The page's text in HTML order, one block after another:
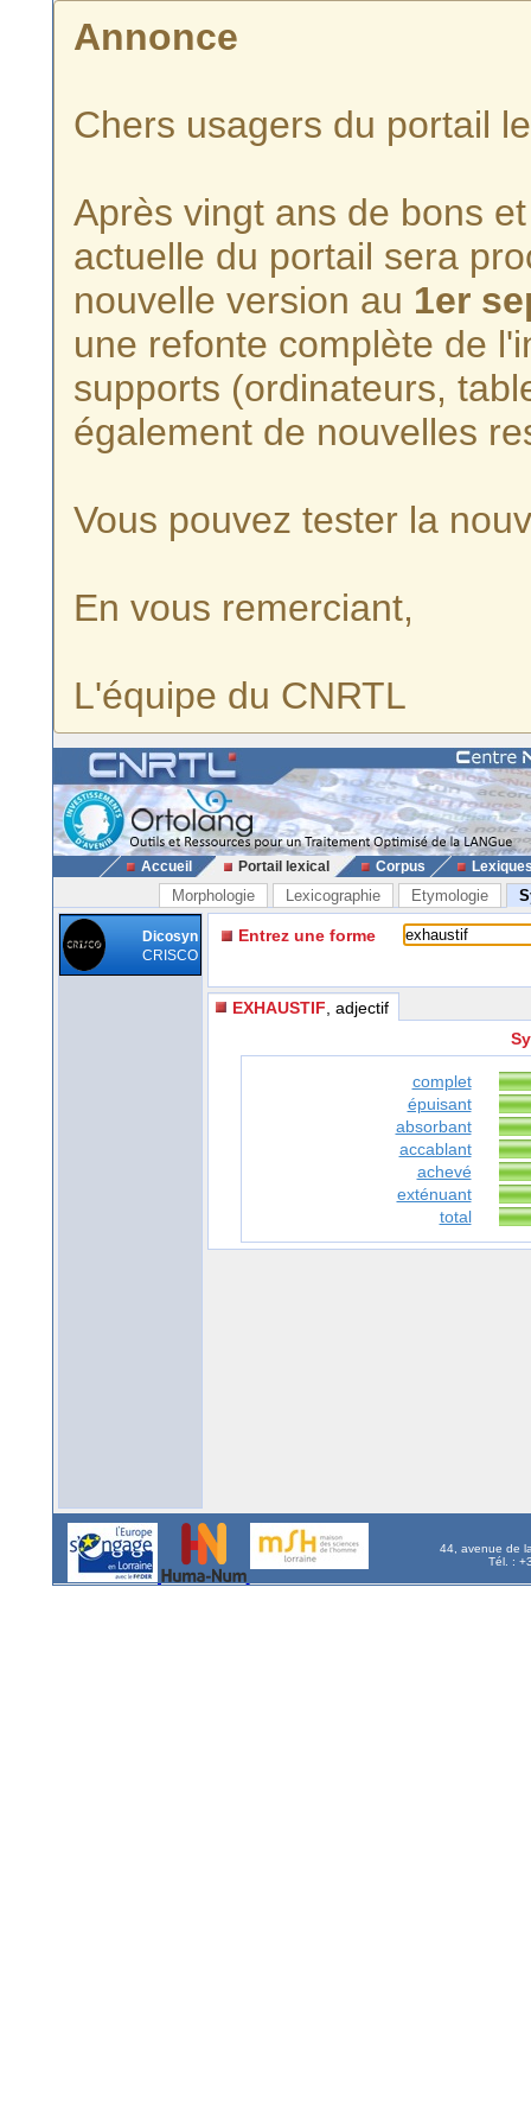
Annonce
Chers usagers du portail
Après vingt ans de bons
actuelle du portail sera
nouvelle version au 1er
une refonte complète de
supports (ordinateurs,
également de nouvelles
Vous pouvez tester la
En vous remerciant,
L'équipe du CNRTL
Accueil Portail lexical Corpus
Morphologie Lexicographie Etymologie
Dicosyn
CRISCO
Entrez une forme
EXHAUSTIF , adjectif
complet
épuisant
absorbant
accablant
achevé
exténuant
total
44, avenue de
Tél. :